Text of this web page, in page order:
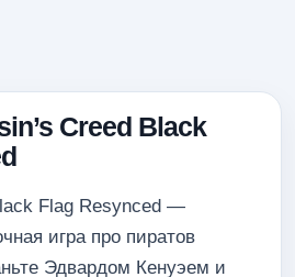
Creed Black
Flag Resynced —
игра про пиратов
Эдвардом Кенуэем и